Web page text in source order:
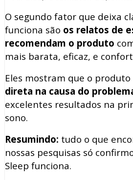
O segundo fator que deixa
funciona são os relatos de
recomendam o produto
mais barata, eficaz, e
Eles mostram que o produto
direta na causa do
excelentes resultados na
sono.
Resumindo: tudo o que
nossas pesquisas só
Sleep funciona.